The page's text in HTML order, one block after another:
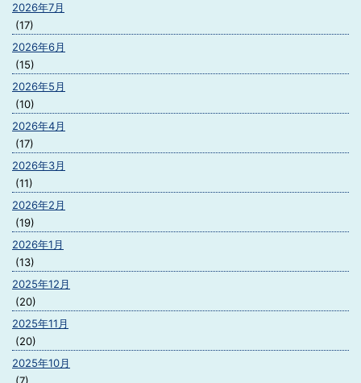
2026年7月
(17)
2026年6月
(15)
2026年5月
(10)
2026年4月
(17)
2026年3月
(11)
2026年2月
(19)
2026年1月
(13)
2025年12月
(20)
2025年11月
(20)
2025年10月